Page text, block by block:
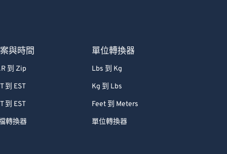
與時間
到 Zip
到 EST
到 EST
轉換器
單位轉換器
Lbs 到 Kg
Kg 到 Lbs
Feet 到 Meters
單位轉換器